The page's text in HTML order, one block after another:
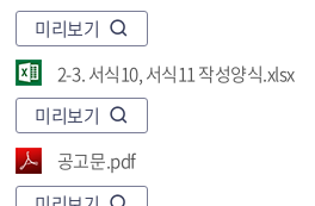
미리보기
2-3. 서식10, 서식11 작성양식.xlsx
미리보기
공고문.pdf